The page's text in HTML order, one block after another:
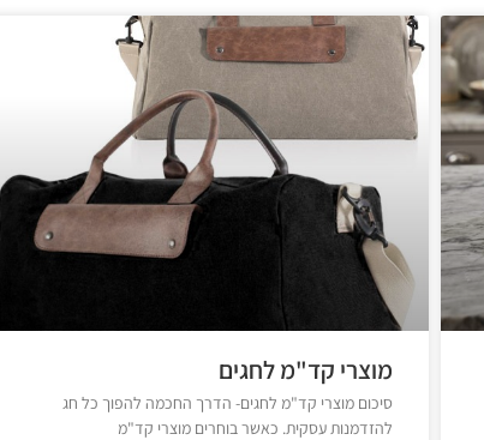
מוצרי קד"מ לחגים
סיכום מוצרי קד"מ לחגים- הדרך החכמה להפוך כל חג
להזדמנות עסקית. כאשר בוחרים מוצרי קד"מ